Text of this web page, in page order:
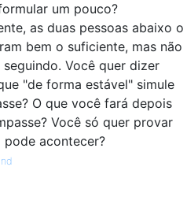
um pouco?
as duas pessoas abaixo o
bem o suficiente, mas não
Você quer dizer
"de forma estável" simule
O que você fará depois
Você só quer provar
pode acontecer?